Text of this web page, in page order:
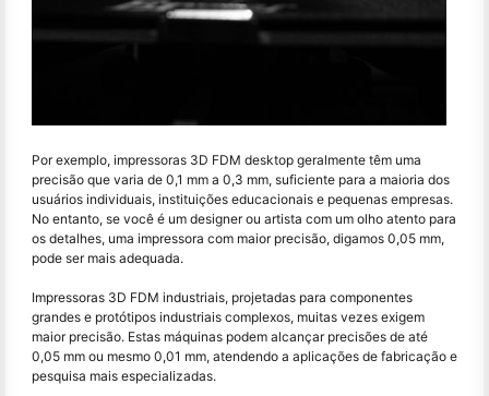
Por exemplo, impressoras 3D FDM desktop geralmente têm uma
precisão que varia de 0,1 mm a 0,3 mm, suficiente para a maioria dos
usuários individuais, instituições educacionais e pequenas empresas.
No entanto, se você é um designer ou artista com um olho atento para
os detalhes, uma impressora com maior precisão, digamos 0,05 mm,
pode ser mais adequada.
Impressoras 3D FDM industriais, projetadas para componentes
grandes e protótipos industriais complexos, muitas vezes exigem
maior precisão. Estas máquinas podem alcançar precisões de até
0,05 mm ou mesmo 0,01 mm, atendendo a aplicações de fabricação e
pesquisa mais especializadas.